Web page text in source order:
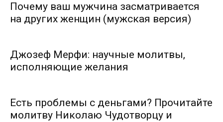
Почему ваш мужчина засматривается
на других женщин (мужская версия)
Джозеф Мерфи: научные молитвы,
исполняющие желания
Есть проблемы с деньгами? Прочитайте
молитву Николаю Чудотворцу и